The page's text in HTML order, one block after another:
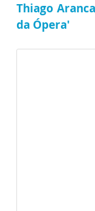
Thiago
da Ópera'